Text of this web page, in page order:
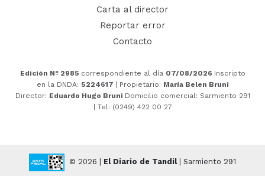
Carta al director
Reportar error
Contacto
Edición Nº 2985 correspondiente al día 07/08/2026 Inscripto
en la DNDA: 5224617 | Propietario: María Belen Bruni
Director: Eduardo Hugo Bruni Domicilio comercial: Sarmiento 291
| Tel: (0249) 422 00 27
© 2026 | El Diario de Tandil| Sarmiento 291